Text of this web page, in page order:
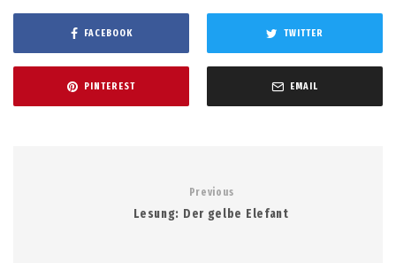
FACEBOOK TWITTER
PINTEREST EMAIL
Previous
Lesung: Der gelbe Elefant